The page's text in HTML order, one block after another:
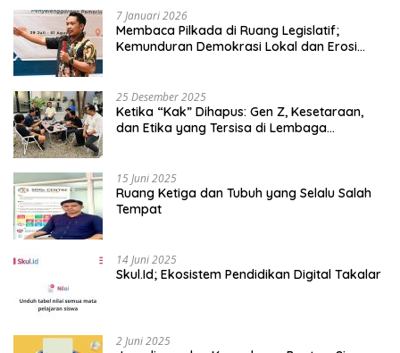
7 Januari 2026
Membaca Pilkada di Ruang Legislatif;
Kemunduran Demokrasi Lokal dan Erosi
25 Desember 2025
Ketika “Kak” Dihapus: Gen Z, Kesetaraan,
dan Etika yang Tersisa di Lembaga
15 Juni 2025
Ruang Ketiga dan Tubuh yang Selalu Salah
Tempat
14 Juni 2025
Skul.Id; Ekosistem Pendidikan Digital Takalar
2 Juni 2025